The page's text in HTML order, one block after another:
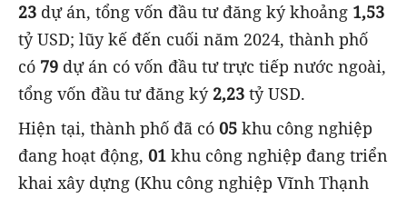
23 dự án, tổng vốn đầu tư đăng ký khoảng 1,53
tỷ USD; lũy kế đến cuối năm 2024, thành phố
có 79 dự án có vốn đầu tư trực tiếp nước ngoài,
tổng vốn đầu tư đăng ký 2,23 tỷ USD.
Hiện tại, thành phố đã có 05 khu công nghiệp
đang hoạt động, 01 khu công nghiệp đang triển
khai xây dựng (Khu công nghiệp Vĩnh Thạnh